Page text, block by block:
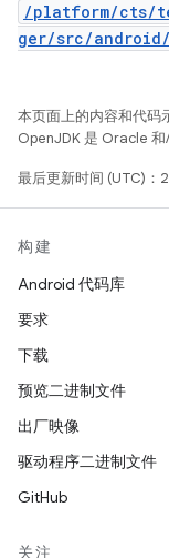
/platform/cts/
ger/src/
本页面上的内容和代码
OpenJDK 是 Oracle 和
最后更新时间 (UTC)：
构建
Android 代码库
要求
下载
预览二进制文件
出厂映像
驱动程序二进制文件
GitHub
关注